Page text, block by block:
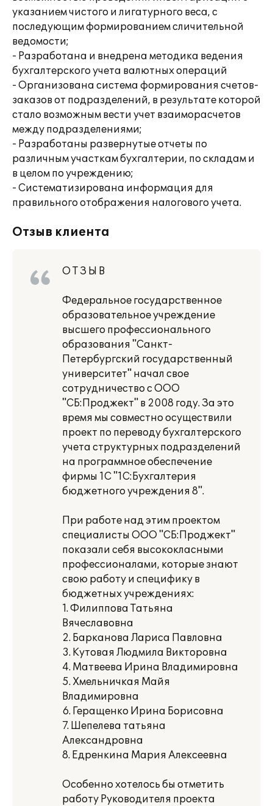
указанием чистого и лигатурного веса, с
последующим формированием сличительной
ведомости;
- Разработана и внедрена методика ведения
бухгалтерского учета валютных операций
- Организована система формирования счетов-
заказов от подразделений, в результате которой
стало возможным вести учет взаиморасчетов
между подразделениями;
- Разработаны развернутые отчеты по
различным участкам бухгалтерии, по складам и
в целом по учреждению;
- Систематизирована информация для
правильного отображения налогового учета.
Отзыв клиента
О Т З Ы В
Федеральное государственное
образовательное учреждение
высшего профессионального
образования "Санкт-
Петербургский государственный
университет" начал свое
сотрудничество с ООО
"СБ:Проджект" в 2008 году. За это
время мы совместно осуществили
проект по переводу бухгалтерского
учета структурных подразделений
на программное обеспечение
фирмы 1С "1С:Бухгалтерия
бюджетного учреждения 8".
При работе над этим проектом
специалисты ООО "СБ:Проджект"
показали себя высококласными
профессионалами, которые знают
свою работу и специфику в
бюджетных учреждениях:
1. Филиппова Татьяна
Вячеславовна
2. Барканова Лариса Павловна
3. Кутовая Людмила Викторовна
4. Матвеева Ирина Владимировна
5. Хмельничкая Майя
Владимировна
6. Геращенко Ирина Борисовна
7. Шепелева татьяна
Александровна
8. Едренкина Мария Алексеевна
Особенно хотелось бы отметить
работу Руководителя проекта